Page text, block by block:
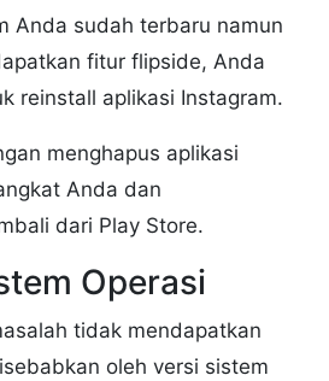
Anda sudah terbaru namun
fitur flipside, Anda
reinstall aplikasi Instagram.
menghapus aplikasi
Anda dan
dari Play Store.
Operasi
tidak mendapatkan
oleh versi sistem